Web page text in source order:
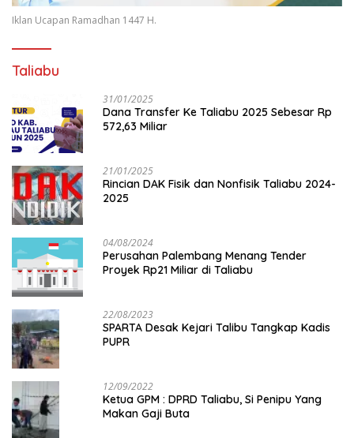
Iklan Ucapan Ramadhan 1447 H.
Taliabu
31/01/2025
Dana Transfer Ke Taliabu 2025 Sebesar Rp
572,63 Miliar
21/01/2025
Rincian DAK Fisik dan Nonfisik Taliabu 2024-
2025
04/08/2024
Perusahan Palembang Menang Tender
Proyek Rp21 Miliar di Taliabu
22/08/2023
SPARTA Desak Kejari Talibu Tangkap Kadis
PUPR
12/09/2022
Ketua GPM : DPRD Taliabu, Si Penipu Yang
Makan Gaji Buta